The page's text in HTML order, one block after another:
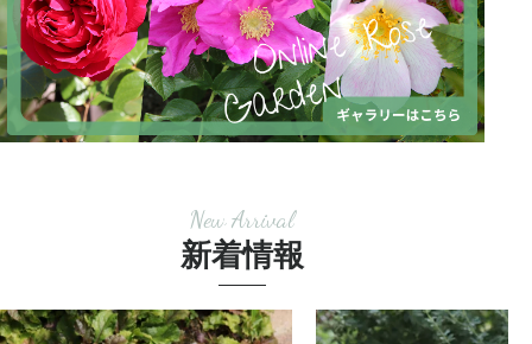
New Arrival
新着情報